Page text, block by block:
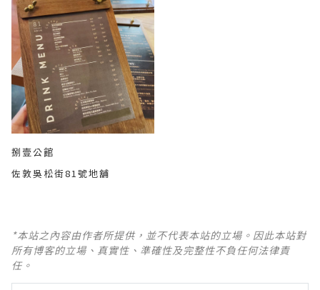
捌壹公館
佐敦吳松街81號地舖
*本站之內容由作者所提供，並不代表本站的立場。因此本站對
所有博客的立場、真實性、準確性及完整性不負任何法律責
任。